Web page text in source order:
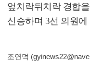
엎치락뒤치락 경합
신승하며 3선 의원
조연덕